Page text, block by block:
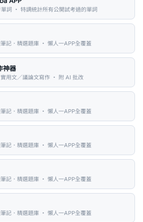
詞 ・ 特調統計所有公開試考過的單詞
記．精選題庫 ・ 懶人一APP全覆蓋
神器
用文／議論文寫作 ・ 附 AI 批改
記．精選題庫 ・ 懶人一APP全覆蓋
記．精選題庫 ・ 懶人一APP全覆蓋
記．精選題庫 ・ 懶人一APP全覆蓋
記．精選題庫 ・ 懶人一APP全覆蓋